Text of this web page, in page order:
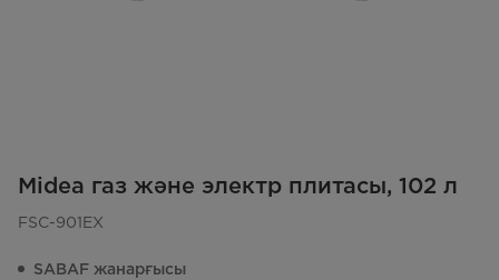
Midea газ және электр плитасы, 102 л
FSC-901EX
SABAF жанарғысы